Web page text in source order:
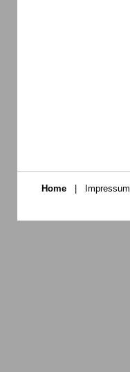
Home | Impressum